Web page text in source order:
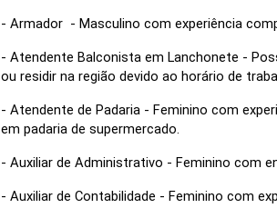
- Armador  - Masculino com experiência
- Atendente Balconista em Lanchonete -
ou residir na região devido ao horário de
- Atendente de Padaria - Feminino com
em padaria de supermercado.
- Auxiliar de Administrativo - Feminino com
- Auxiliar de Contabilidade - Feminino com